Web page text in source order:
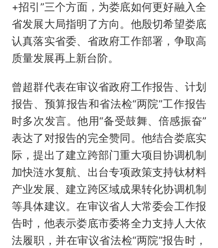
+招引”三个方面，为娄底如何更好融入全
省发展大局指明了方向。他殷切希望娄底
认真落实省委、省政府工作部署，争取高
质量发展再上新台阶。
曾超群代表在审议省政府工作报告、计划
报告、预算报告和省法检“两院”工作报告
时多次发言。他用“备受鼓舞、倍感振奋”
表达了对报告的完全赞同。他结合娄底实
际，提出了建立跨部门重大项目协调机制
加快涟水复航、出台专项政策支持钛材料
产业发展、建立跨区域成果转化协调机制
等具体建议。在审议省人大常委会工作报
告时，他表示娄底市委将全力支持人大依
法履职，并在审议省法检“两院”报告时，